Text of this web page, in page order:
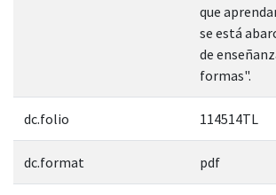
que
se está
de
formas".
dc.folio 114514TL
dc.format pdf